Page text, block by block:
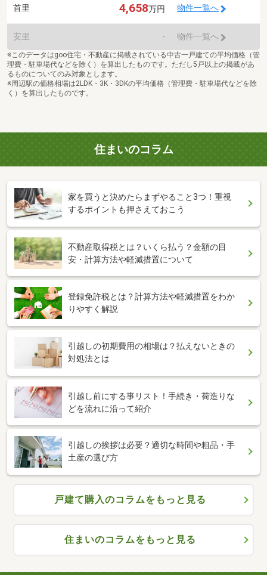
首里 4,658万円 物件一覧へ
安里 - 物件一覧へ
※このデータはgoo住宅・不動産に掲載されている中古一戸建ての平均価格（管
理費・駐車場代などを除く）を算出したものです。ただし5戸以上の掲載があ
るものについてのみ対象とします。
※周辺駅の価格相場は2LDK・3K・3DKの平均価格（管理費・駐車場代などを除
く）を算出したものです。
住まいのコラム
家を買うと決めたらまずやること3つ！重視
するポイントも押さえておこう
不動産取得税とは？いくら払う？金額の目
安・計算方法や軽減措置について
登録免許税とは？計算方法や軽減措置をわか
りやすく解説
引越しの初期費用の相場は？払えないときの
対処法とは
引越し前にする事リスト！手続き・荷造りな
どを流れに沿って紹介
引越しの挨拶は必要？適切な時間や粗品・手
土産の選び方
戸建て購入のコラムをもっと見る
住まいのコラムをもっと見る